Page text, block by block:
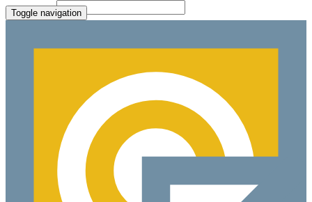
Toggle navigation
Paste Target